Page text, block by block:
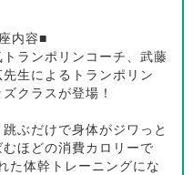
内容■
トランポリンコーチ、武藤
先生によるトランポリン
ズクラスが登場！
跳ぶだけで身体がジワっと
むほどの消費カロリーで
た体幹トレーニングにな